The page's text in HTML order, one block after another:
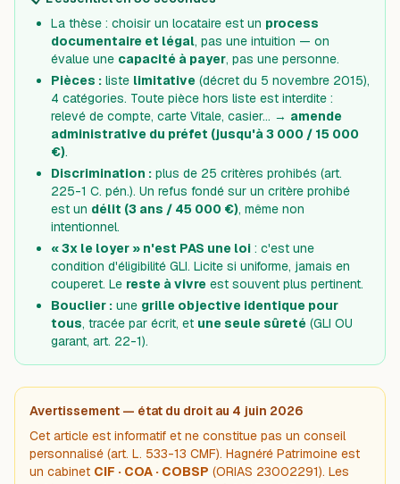
La thèse : choisir un locataire est un process
documentaire et légal, pas une intuition — on
évalue une capacité à payer, pas une personne.
Pièces : liste limitative (décret du 5 novembre 2015),
4 catégories. Toute pièce hors liste est interdite :
relevé de compte, carte Vitale, casier… → amende
administrative du préfet (jusqu'à 3 000 / 15 000
€).
Discrimination : plus de 25 critères prohibés (art.
225-1 C. pén.). Un refus fondé sur un critère prohibé
est un délit (3 ans / 45 000 €), même non
intentionnel.
« 3x le loyer » n'est PAS une loi : c'est une
condition d'éligibilité GLI. Licite si uniforme, jamais en
couperet. Le reste à vivre est souvent plus pertinent.
Bouclier : une grille objective identique pour
tous, tracée par écrit, et une seule sûreté (GLI OU
garant, art. 22-1).
Avertissement — état du droit au 4 juin 2026
Cet article est informatif et ne constitue pas un conseil
personnalisé (art. L. 533-13 CMF). Hagnéré Patrimoine est
un cabinet CIF · COA · COBSP (ORIAS 23002291). Les